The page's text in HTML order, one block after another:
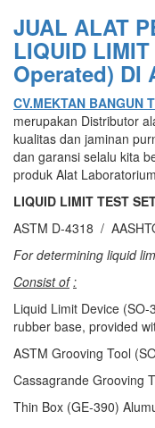
JUAL ALAT
LIQUID
Operated) DI
CV.MEKTAN BANGUN
merupakan Distributor
kualitas dan jaminan
dan garansi selalu kita
produk Alat
LIQUID LIMIT TEST
ASTM D-4318 /
For determining liquid
Consist of :
Liquid Limit Device
rubber base, provided
ASTM Grooving Tool
Cassagrande Grooving
Thin Box (GE-390)